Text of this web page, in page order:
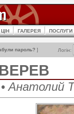
ГАЛЕРЕЯ ПОСЛУГИ
пароль? ] Логін:
Анатолий